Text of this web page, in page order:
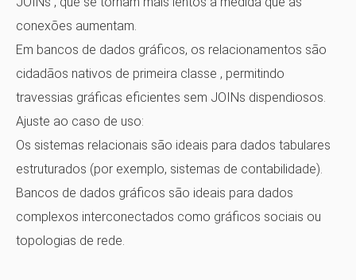
conexões aumentam.
Em bancos de dados gráficos, os relacionamentos são
cidadãos nativos de primeira classe , permitindo
travessias gráficas eficientes sem JOINs dispendiosos.
Ajuste ao caso de uso:
Os sistemas relacionais são ideais para dados tabulares
estruturados (por exemplo, sistemas de contabilidade).
Bancos de dados gráficos são ideais para dados
complexos interconectados como gráficos sociais ou
topologias de rede.